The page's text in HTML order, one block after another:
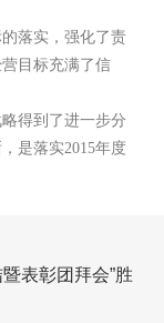
落实，强化了责
目标充满了信
得到了进一步分
是落实2015年度
表彰团拜会”胜